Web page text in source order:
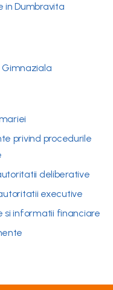
in Dumbravita
Gimnaziala
privind procedurile
deliberative
executive
si informatii financiare